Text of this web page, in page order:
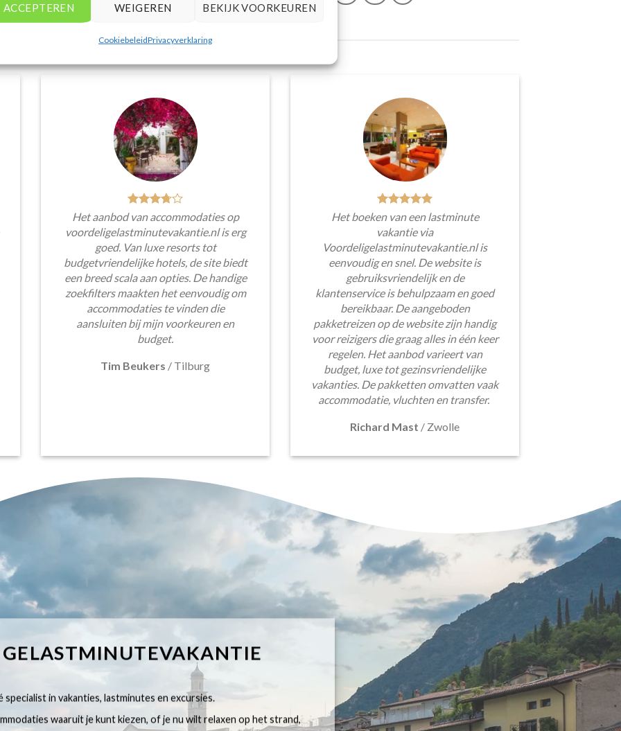
ACCEPTEREN WEIGEREN BEKIJK VOORKEUREN
CookiebeleidPrivacyverklaring
WAT ZE OVER ONS ZEGGEN
Het aanbod van accommodaties op
voordeligelastminutevakantie.nl is erg
goed. Van luxe resorts tot
budgetvriendelijke hotels, de site biedt
een breed scala aan opties. De handige
zoekfilters maakten het eenvoudig om
accommodaties te vinden die
aansluiten bij mijn voorkeuren en
budget.
Tim Beukers / Tilburg
Het boeken van een lastminute
vakantie via
Voordeligelastminutevakantie.nl is
eenvoudig en snel. De website is
gebruiksvriendelijk en de
klantenservice is behulpzaam en goed
bereikbaar. De aangeboden
pakketreizen op de website zijn handig
voor reizigers die graag alles in één keer
regelen. Het aanbod varieert van
budget, luxe tot gezinsvriendelijke
vakanties. De pakketten omvatten vaak
accommodatie, vluchten en transfer.
Richard Mast / Zwolle
in vakanties, lastminutes en excursies.
waaruit je kunt kiezen, of je nu wilt relaxen op het strand,